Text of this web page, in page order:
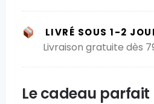
LIVRÉ SOUS 1-2
Livraison gratuite dès
Le cadeau parfait